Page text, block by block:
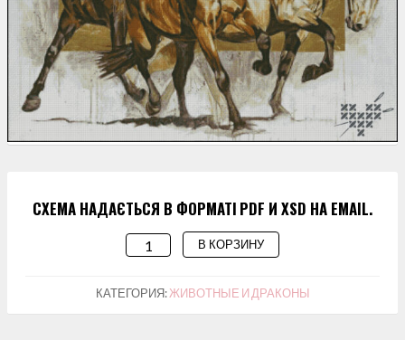
СХЕМА НАДАЄТЬСЯ В ФОРМАТІ PDF И XSD НА EMAIL.
КОЛИЧЕСТВО
СХЕМА
ДЛЯ
В КОРЗИНУ
КАТЕГОРИЯ:ЖИВОТНЫЕ И ДРАКОНЫ